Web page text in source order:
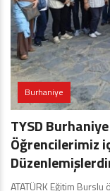
Burhaniye
TYSD
Öğrencilerimiz
ATATÜRK Eğitim